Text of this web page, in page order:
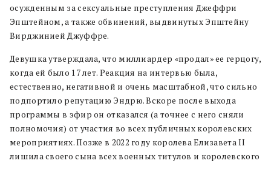
осужденным за сексуальные преступления Джеффри
Эпштейном, а также обвинений, выдвинутых Эпштейну
Вирджинией Джуффре.
Девушка утверждала, что миллиардер «продал» ее герцогу,
когда ей было 17 лет. Реакция на интервью была,
естественно, негативной и очень масштабной, что сильно
подпортило репутацию Эндрю. Вскоре после выхода
программы в эфир он отказался (а точнее с него сняли
полномочия) от участия во всех публичных королевских
мероприятиях. Позже в 2022 году королева Елизавета II
лишила своего сына всех военных титулов и королевского